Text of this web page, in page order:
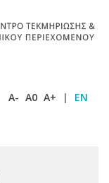
A- A0 A+ | EN